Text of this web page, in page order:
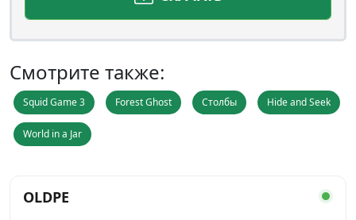
Смотрите также:
Squid Game 3 Forest Ghost Столбы Hide and Seek
World in a Jar
OLDPE